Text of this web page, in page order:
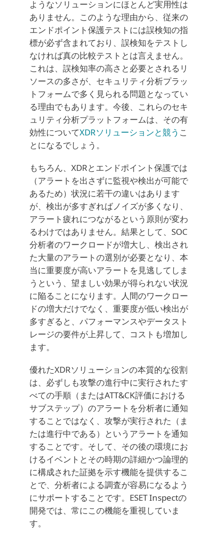
ようなソリューションにほとんど実用性は
ありません。このような理由から、従来の
エンドポイント保護テストには誤検知の指
標が必ず含まれており、誤検知をテストし
なければ真の比較テストとは言えません。
これは、誤検知率の高さと必要とされるリ
ソースの多さが、セキュリティ分析プラッ
トフォームで多く見られる問題となってい
る理由でもあります。今後、これらのセキ
ュリティ分析プラットフォームは、その有
効性についてXDRソリューションと競う こ
とになるでしょう。
もちろん、XDRとエンドポイント保護では
（アラートを出さずに監視や検出が可能で
あるため）状況に若干の違いはあります
が、検出が多すぎればノイズが多くなり、
アラート疲れにつながるという原則が変わ
るわけではありません。結果として、SOC
分析者のワークロードが増大し、検出され
た大量のアラートの選別が必要となり、本
当に重要度が高いアラートを見逃してしま
うという、望ましい効果が得られない状況
に陥ることになります。人間のワークロー
ドの増大だけでなく、重要度が低い検出が
多すぎると、パフォーマンスやデータスト
レージの要件が上昇して、コストも増加し
ます。
優れたXDRソリューションの本質的な役割
は、必ずしも攻撃の進行中に実行されたす
べての手順（またはATT&CK評価における
サブステップ）のアラートを分析者に通知
することではなく、攻撃が実行された（ま
たは進行中である）というアラートを通知
することです。そして、その後の環境にお
けるイベントとその時期の詳細かつ論理的
に構成された証拠を示す機能を提供するこ
とで、分析者による調査が容易になるよう
にサポートすることです。ESET Inspectの
開発では、常にこの機能を重視していま
す。